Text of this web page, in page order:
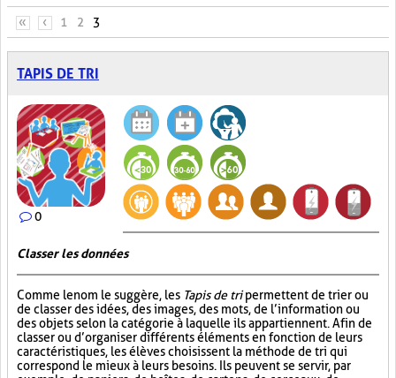
PAGES
« ‹ 1 2 3
TAPIS DE TRI
0
Classer les données
Comme le nom le suggère, les Tapis de tripermettent de trier ou
de classer des idées, des images, des mots, de l’information ou
des objets selon la catégorie à laquelle ils appartiennent. Afin de
classer ou d’organiser différents éléments en fonction de leurs
caractéristiques, les élèves choisissent la méthode de tri qui
correspond le mieux à leurs besoins. Ils peuvent se servir, par